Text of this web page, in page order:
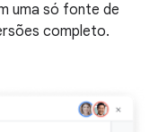
uma só fonte de
completo.